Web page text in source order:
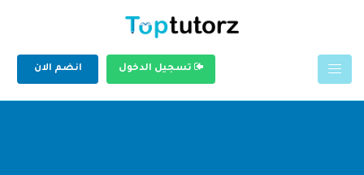
تسجيل الدخول انضم الان